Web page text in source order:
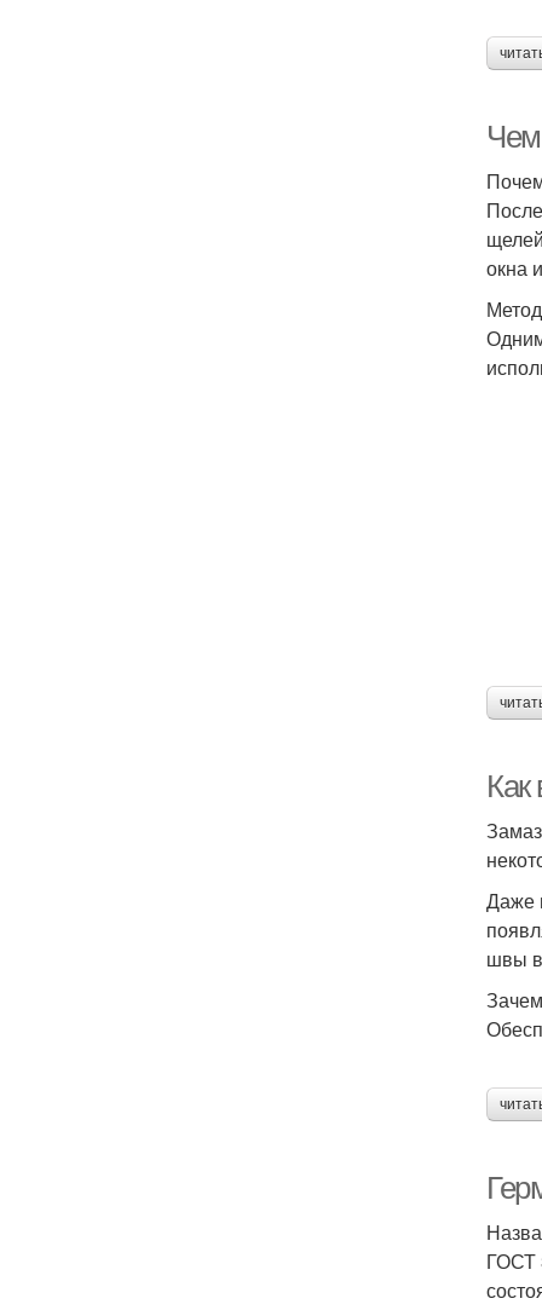
Чем
окна
Даже
швы в
ГОСТ